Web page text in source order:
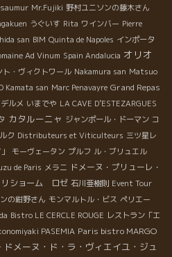
saumur Mr.Fujiki 野村ユニソンの藤木さん
うぐいす Rita ワインバー Pierre
san BIM Quinta de Napoles インポータ
Ad Vinum Spain Andalucia オリオ
ト・ヴィクトワール Nakamura san Matsuo
Kamata san Marc Penavayre Grand Repas
ルメ いまでや LA CAVE D’ESTEZARGUES
カタルーニャ ジャンポール・ドーマン コ
ク Distributeurs et Viticulteurs 三ツ星レ
モーヴェータン プルフ ル・ブリュエル
de Paris メラニ ドメーヌ・プリューレ・
リショーム ロゼ 石川亜樹則 Event Tour
の紺野さん モンマルトル・ビス ペリエー
Bistro LE CERCLE ROUGE レストラン「エ
PASEMIA Paris bistro MARGO
ドメーヌ・ド・ラ・ヴィエイユ・ジュ